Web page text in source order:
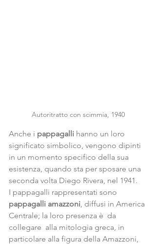
Autoritratto con scimmia, 1940
Anche i pappagalli hanno un loro
significato simbolico, vengono dipinti
in un momento specifico della sua
esistenza, quando sta per sposare una
seconda volta Diego Rivera, nel 1941.
I pappagalli rappresentati sono
pappagalli amazzoni, diffusi in America
Centrale; la loro presenza è  da
collegare  alla mitologia greca, in
particolare alla figura della Amazzoni,